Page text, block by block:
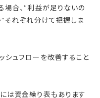
場合、”利益が足りないの
それぞれ分けて把握しま
シュフローを改善すること
は資金繰り表もあります